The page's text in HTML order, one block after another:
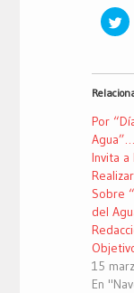
clic
Por
Invita a
Sobre
del
15
En